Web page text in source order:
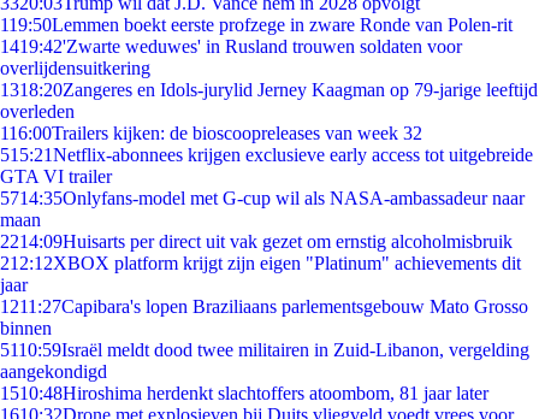
119:50Lemmen boekt eerste profzege in zware Ronde van Polen-rit
1419:42'Zwarte weduwes' in Rusland trouwen soldaten voor
overlijdensuitkering
1318:20Zangeres en Idols-jurylid Jerney Kaagman op 79-jarige leeftijd
overleden
116:00Trailers kijken: de bioscoopreleases van week 32
515:21Netflix-abonnees krijgen exclusieve early access tot uitgebreide
GTA VI trailer
5714:35Onlyfans-model met G-cup wil als NASA-ambassadeur naar
maan
2214:09Huisarts per direct uit vak gezet om ernstig alcoholmisbruik
212:12XBOX platform krijgt zijn eigen "Platinum" achievements dit
jaar
1211:27Capibara's lopen Braziliaans parlementsgebouw Mato Grosso
binnen
5110:59Israël meldt dood twee militairen in Zuid-Libanon, vergelding
aangekondigd
1510:48Hiroshima herdenkt slachtoffers atoombom, 81 jaar later
1610:32Drone met explosieven bij Duits vliegveld voedt vrees voor